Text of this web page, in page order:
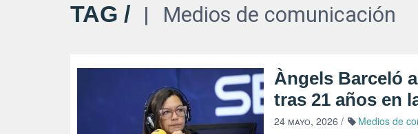
TAG / Medios de comunicación
Àngels Barceló
tras 21 años en
24 mayo, 2026 / Medios de